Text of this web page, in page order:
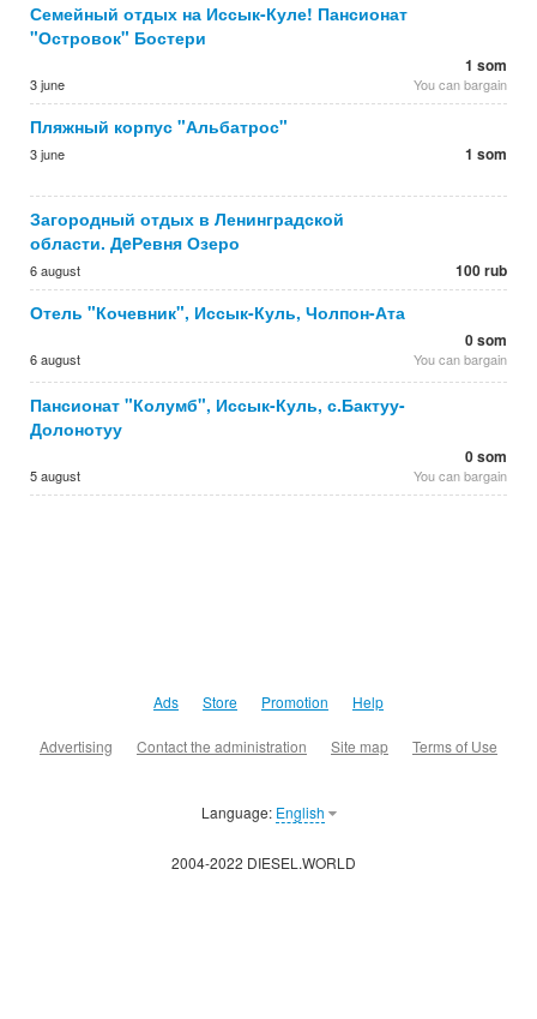
Семейный отдых на Иссык-Куле! Пансионат
"Островок" Бостери
3 june
1 som
You can bargain
Пляжный корпус "Альбатрос"
3 june 1 som
Загородный отдых в Ленинградской
области. ДeРевня Озеро
6 august 100 rub
Отель "Кочевник", Иссык-Куль, Чолпон-Ата
6 august
0 som
You can bargain
Пансионат "Колумб", Иссык-Куль, с.Бактуу-
Долонотуу
5 august
0 som
You can bargain
Ads Store Promotion Help
Advertising Contact the administration Site map Terms of Use
Language: English
2004-2022 DIESEL.WORLD